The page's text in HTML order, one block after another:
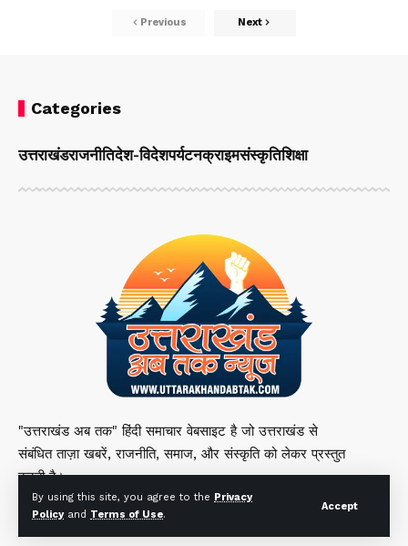
By using this site, you agree to the Privacy
Policyand Terms of Use.
Accept
Previous Next
Categories
उत्तराखंडराजनीतिदेश-विदेशपर्यटनक्राइमसंस्कृतिशिक्षा
"उत्तराखंड अब तक" हिंदी समाचार वेबसाइट है जो उत्तराखंड से
संबंधित ताज़ा खबरें, राजनीति, समाज, और संस्कृति को लेकर प्रस्तुत
करती है।